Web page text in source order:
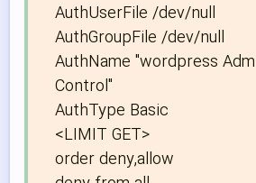
AuthUserFile /dev/null
AuthGroupFile /dev/null
AuthName "wordpress
Control"
AuthType Basic
<LIMIT GET>
order deny,allow